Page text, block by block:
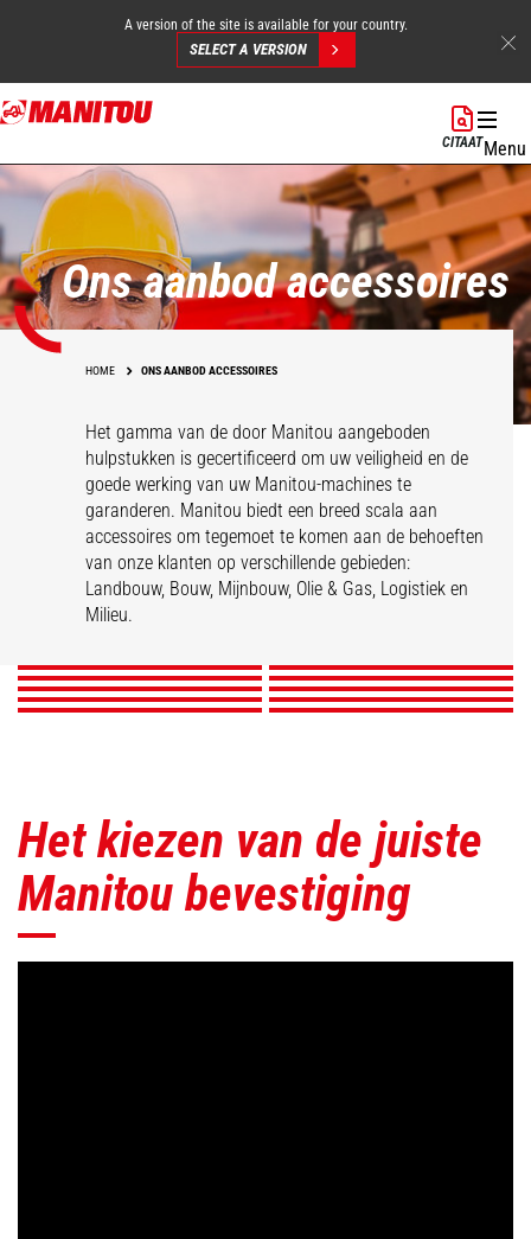
Overslaan
en
de
inhoud
gaan
A version of the site is available for your country.
SELECT A VERSION
CITAATMenu
Ons aanbod accessoires
HOME ONS AANBOD ACCESSOIRES
Het gamma van de door Manitou aangeboden
hulpstukken is gecertificeerd om uw veiligheid en de
goede werking van uw Manitou-machines te
garanderen. Manitou biedt een breed scala aan
accessoires om tegemoet te komen aan de behoeften
van onze klanten op verschillende gebieden:
Landbouw, Bouw, Mijnbouw, Olie & Gas, Logistiek en
Milieu.
Bakken Grijpers
Palletvorken
ONTDEK
Vork & Grijper
ONTDEK
Galgen
ONTDEK
Gondels
ONTDEK
Mixers
ONTDEK
Veegmachines &
Schoonmakers
ONTDEK
Lieren
ONTDEK ONTDEK
Het kiezen van de juiste
Manitou bevestiging